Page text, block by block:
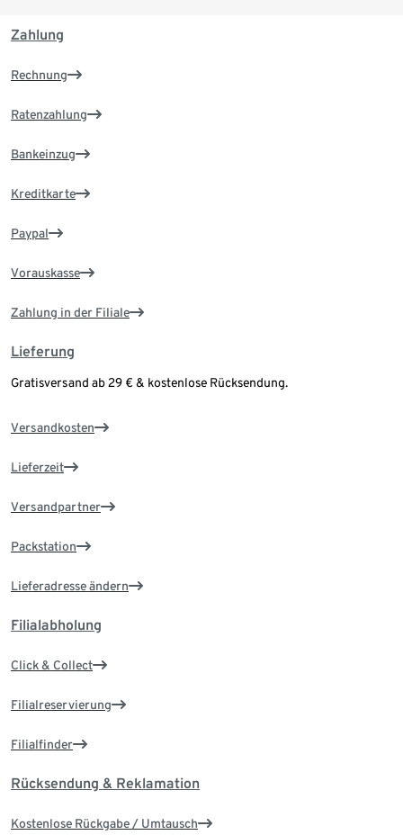
Zahlung
Rechnung
Ratenzahlung
Bankeinzug
Kreditkarte
Paypal
Vorauskasse
Zahlung in der Filiale
Lieferung
Gratisversand ab 29 € & kostenlose Rücksendung.
Versandkosten
Lieferzeit
Versandpartner
Packstation
Lieferadresse ändern
Filialabholung
Click & Collect
Filialreservierung
Filialfinder
Rücksendung & Reklamation
Kostenlose Rückgabe / Umtausch